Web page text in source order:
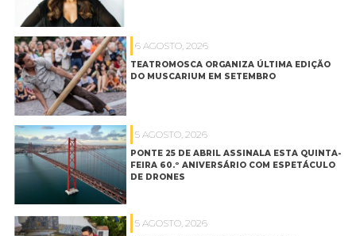
6 AGOSTO, 2026
TEATROMOSCA ORGANIZA ÚLTIMA EDIÇÃO
DO MUSCARIUM EM SETEMBRO
5 AGOSTO, 2026
PONTE 25 DE ABRIL ASSINALA ESTA QUINTA-
FEIRA 60.º ANIVERSÁRIO COM ESPETÁCULO
DE DRONES
5 AGOSTO, 2026